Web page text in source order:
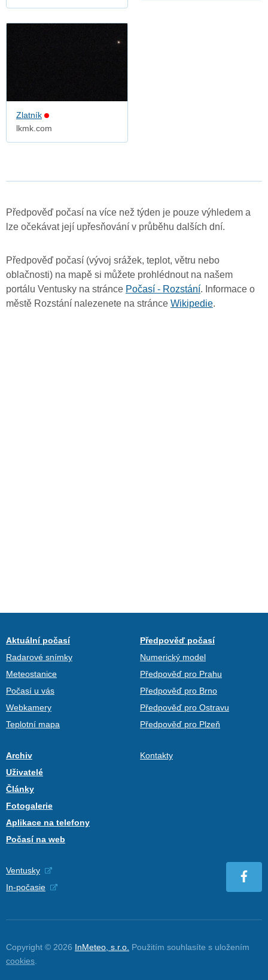
Zlatník
lkmk.com
Předpověď počasí na více než týden je pouze výhledem a
lze očekávat její upřesňování v průběhu dalších dní.
Předpověď počasí (vývoj srážek, teplot, větru nebo
oblačnosti) na mapě si můžete prohlédnout na našem
portálu Ventusky na stránce Počasí - Rozstání. Informace o
městě Rozstání nalezenete na stránce Wikipedie.
Aktuální počasí
Radarové snímky
Meteostanice
Počasí u vás
Webkamery
Teplotní mapa
Předpověď počasí
Numerický model
Předpověď pro Prahu
Předpověď pro Brno
Předpověď pro Ostravu
Předpověď pro Plzeň
Archiv
Uživatelé
Články
Fotogalerie
Aplikace na telefony
Počasí na web
Kontakty
Ventusky
In-počasie
Copyright © 2026 InMeteo, s.r.o. Použitím souhlasíte s uložením
cookies